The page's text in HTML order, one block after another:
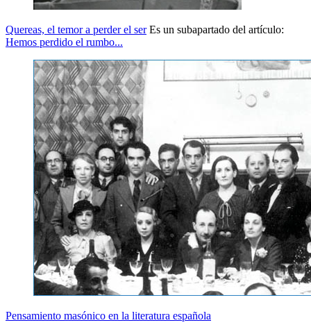
Quereas, el temor a perder el ser Es un subapartado del artículo:
Hemos perdido el rumbo...
Pensamiento masónico en la literatura española